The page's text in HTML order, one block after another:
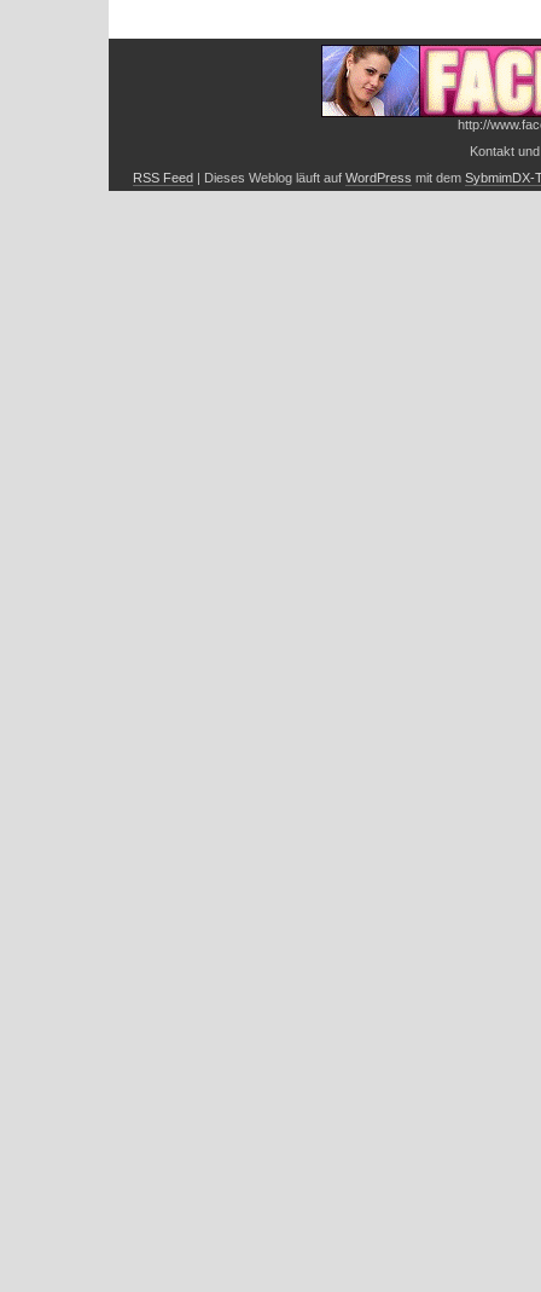
http://
Kontakt
RSS Feed | Dieses Weblog läuft auf WordPress mit dem SybmimDX-